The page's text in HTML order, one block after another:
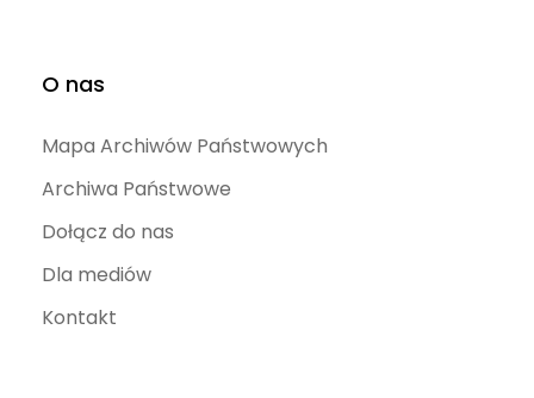
O nas
Mapa Archiwów Państwowych
Archiwa Państwowe
Dołącz do nas
Dla mediów
Kontakt